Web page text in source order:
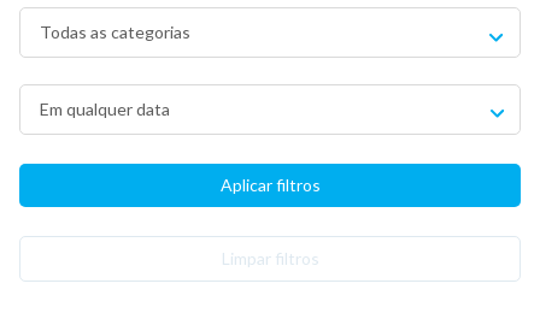
Todas as categorias
Limpar filtros